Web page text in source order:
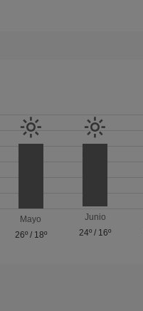
Mayo
26º/ 18º
Junio
24º / 16º